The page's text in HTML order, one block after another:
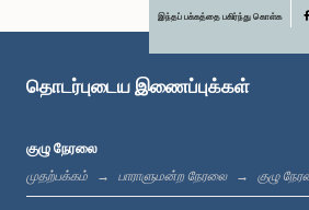
மு.ப. 11:41 - மு.ப. 11:51இந்தப் பக்கத்தை பகிர்ந்து கொள்க
தொடர்புடைய இணைப்புக்கள்
குழு நேரலை
முதற்பக்கம் பாராளுமன்ற நேரலை குழு